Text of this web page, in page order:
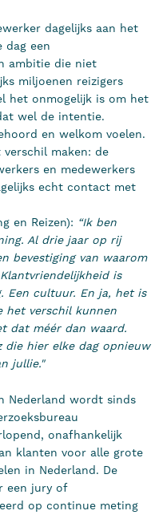
dagelijks aan het
dag een
ambitie die niet
miljoenen reizigers
het onmogelijk is om het
wel de intentie.
en welkom voelen.
maken: de
en medewerkers
echt contact met
en Reizen): “Ik ben
Al drie jaar op rij
bevestiging van waarom
is
Een cultuur. En ja, het is
het verschil kunnen
dat méér dan waard.
die hier elke dag opnieuw
jullie."
Nederland wordt sinds
onafhankelijk
klanten voor alle grote
in Nederland. De
een jury of
op continue meting